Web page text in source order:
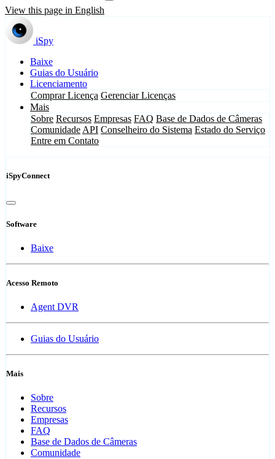
View this page in English
iSpy
Baixe
Guias do Usuário
Licenciamento
Comprar Licença Gerenciar Licenças
Mais
Sobre Recursos Empresas FAQ Base de Dados de Câmeras
Comunidade API Conselheiro do Sistema Estado do Serviço
Entre em Contato
iSpyConnect
Software
Baixe
Acesso Remoto
Agent DVR
Guias do Usuário
Mais
Sobre
Recursos
Empresas
FAQ
Base de Dados de Câmeras
Comunidade